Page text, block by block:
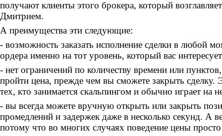
получают клиенты этого брокера, который
Дмитрием.
А преимущества эти следующие:
- возможность заказать исполнение сделки в любой
ордера именно на тот уровень, который вас
- нет ограничений по количеству времени или
пройти цена, прежде чем вы сможете закрыть сделку.
тех, кто занимается скальпингом и обычно играет на
- вы всегда можете вручную открыть или закрыть
промедлений и задержек даже в несколько секунд. А
потому что во многих случаях поведение цены